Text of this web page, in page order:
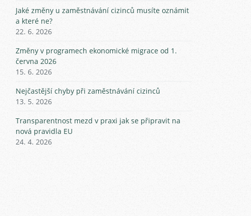
Jaké změny u zaměstnávání cizinců musíte oznámit
a které ne?
22. 6. 2026
Změny v programech ekonomické migrace od 1.
června 2026
15. 6. 2026
Nejčastější chyby při zaměstnávání cizinců
13. 5. 2026
Transparentnost mezd v praxi jak se připravit na
nová pravidla EU
24. 4. 2026